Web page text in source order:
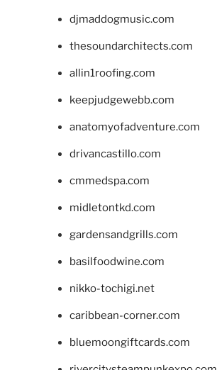
djmaddogmusic.com
thesoundarchitects.com
allin1roofing.com
keepjudgewebb.com
anatomyofadventure.com
drivancastillo.com
cmmedspa.com
midletontkd.com
gardensandgrills.com
basilfoodwine.com
nikko-tochigi.net
caribbean-corner.com
bluemoongiftcards.com